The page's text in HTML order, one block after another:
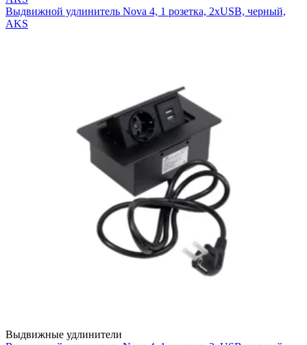
Выдвижной удлинитель Nova 4, 1 розетка, 2xUSB, черный,
AKS
Выдвижные удлинители